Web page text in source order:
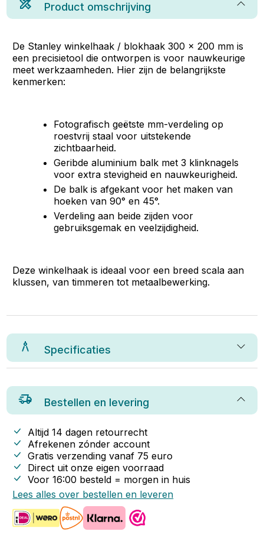
Product omschrijving
De Stanley winkelhaak / blokhaak 300 × 200 mm is
een precisietool die ontworpen is voor nauwkeurige
meet werkzaamheden. Hier zijn de belangrijkste
kenmerken:
Fotografisch geëtste mm-verdeling op
roestvrij staal voor uitstekende
zichtbaarheid.
Geribde aluminium balk met 3 klinknagels
voor extra stevigheid en nauwkeurigheid.
De balk is afgekant voor het maken van
hoeken van 90° en 45°.
Verdeling aan beide zijden voor
gebruiksgemak en veelzijdigheid.
Deze winkelhaak is ideaal voor een breed scala aan
klussen, van timmeren tot metaalbewerking.
Specificaties
Bestellen en levering
Altijd 14 dagen retourrecht
Afrekenen zónder account
Gratis verzending vanaf 75 euro
Direct uit onze eigen voorraad
Voor 16:00 besteld = morgen in huis
Lees alles over bestellen en leveren